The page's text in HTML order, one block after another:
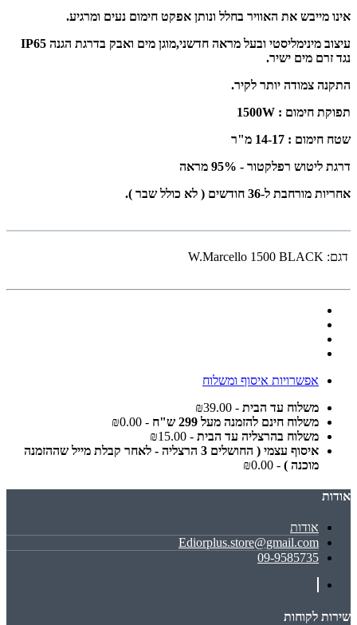
אינו מייבש את האוויר בחלל ונותן אפקט חימום נעים ומרגיע.
עיצוב מינימליסטי ובעל מראה חדשני,מוגן מים ואבק בדרגת הגנה IP65
נגד זרם מים ישיר.
התקנה צמודה יותר לקיר.
תפוקת חימום : 1500W
שטח חימום : 14-17 מ"ר
דרגת ליטוש רפלקטור - 95% מראה
אחריות מורחבת ל-36 חודשים ( לא כולל שבר ).
דגם: W.Marcello 1500 BLACK
אפשרויות איסוף ומשלוח
משלוח עד הבית - ₪39.00
משלוח חינם להזמנה מעל 299 ש"ח
- ₪0.00
משלוח בהרצליה עד הבית - ₪15.00
איסוף עצמי ( החושלים 3 הרצליה - לאחר קבלת מייל שההזמנה
מוכנה ) - ₪0.00
אודות
אודות
Ediorplus.store@gmail.com
09-9585735
שירות לקוחות